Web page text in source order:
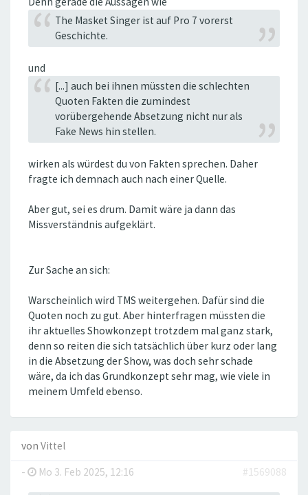
The Masket Singer ist auf Pro 7 vorerst
Geschichte.
und
[...] auch bei ihnen müssten die schlechten
Quoten Fakten die zumindest
vorübergehende Absetzung nicht nur als
Fake News hin stellen.
wirken als würdest du von Fakten sprechen. Daher
fragte ich demnach auch nach einer Quelle.
Aber gut, sei es drum. Damit wäre ja dann das
Missverständnis aufgeklärt.
Zur Sache an sich:
Warscheinlich wird TMS weitergehen. Dafür sind die
Quoten noch zu gut. Aber hinterfragen müssten die
ihr aktuelles Showkonzept trotzdem mal ganz stark,
denn so reiten die sich tatsächlich über kurz oder lang
in die Absetzung der Show, was doch sehr schade
wäre, da ich das Grundkonzept sehr mag, wie viele in
meinem Umfeld ebenso.
von Vittel
-
Mo 3. Feb 2025, 12:16 #1569088